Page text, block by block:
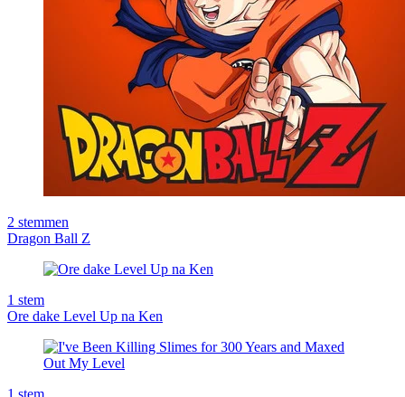
2 stemmen
Dragon Ball Z
1 stem
Ore dake Level Up na Ken
1 stem